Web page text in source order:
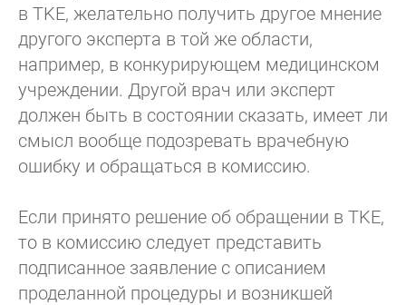
в TKE, желательно получить другое мнение
другого эксперта в той же области,
например, в конкурирующем медицинском
учреждении. Другой врач или эксперт
должен быть в состоянии сказать, имеет ли
смысл вообще подозревать врачебную
ошибку и обращаться в комиссию.
Если принято решение об обращении в TKE,
то в комиссию следует представить
подписанное заявление с описанием
проделанной процедуры и возникшей